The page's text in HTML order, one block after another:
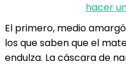
hacer
El primero, medio
los que saben que el
endulza. La cáscara de